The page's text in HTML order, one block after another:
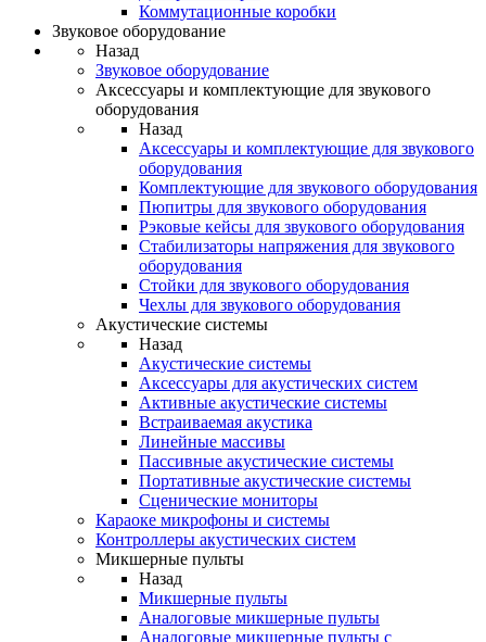
Коммутационные коробки
Звуковое оборудование
Назад
Звуковое оборудование
Аксессуары и комплектующие для звукового
оборудования
Назад
Аксессуары и комплектующие для звукового
оборудования
Комплектующие для звукового оборудования
Пюпитры для звукового оборудования
Рэковые кейсы для звукового оборудования
Стабилизаторы напряжения для звукового
оборудования
Стойки для звукового оборудования
Чехлы для звукового оборудования
Акустические системы
Назад
Акустические системы
Аксессуары для акустических систем
Активные акустические системы
Встраиваемая акустика
Линейные массивы
Пассивные акустические системы
Портативные акустические системы
Сценические мониторы
Караоке микрофоны и системы
Контроллеры акустических систем
Микшерные пульты
Назад
Микшерные пульты
Аналоговые микшерные пульты
Аналоговые микшерные пульты с